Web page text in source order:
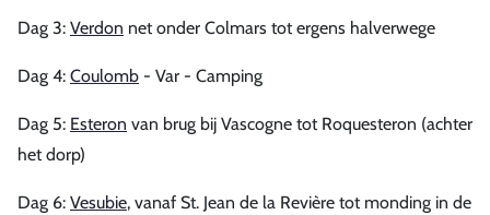
Dag 3: Verdon net onder Colmars tot ergens halverwege
Dag 4: Coulomb - Var - Camping
Dag 5: Esteron van brug bij Vascogne tot Roquesteron (achter
het dorp)
Dag 6: Vesubie, vanaf St. Jean de la Revière tot monding in de